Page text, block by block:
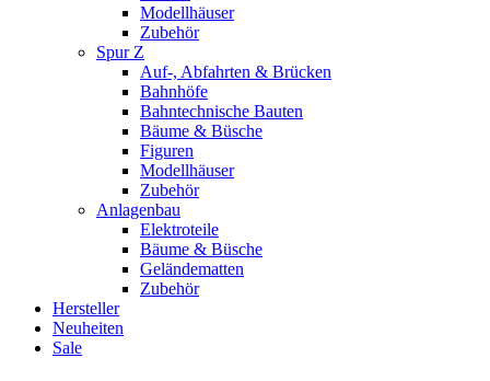
Modellhäuser
Zubehör
Spur Z
Auf-, Abfahrten & Brücken
Bahnhöfe
Bahntechnische Bauten
Bäume & Büsche
Figuren
Modellhäuser
Zubehör
Anlagenbau
Elektroteile
Bäume & Büsche
Geländematten
Zubehör
Hersteller
Neuheiten
Sale